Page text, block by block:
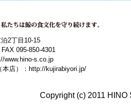
2丁目10-15
095-850-4301
www.hino-s.co.jp
店）： http://kujirabiyori.jp/
Copyright (c) 2011